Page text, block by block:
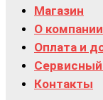
Магазин
О компании
Оплата и
Контакты